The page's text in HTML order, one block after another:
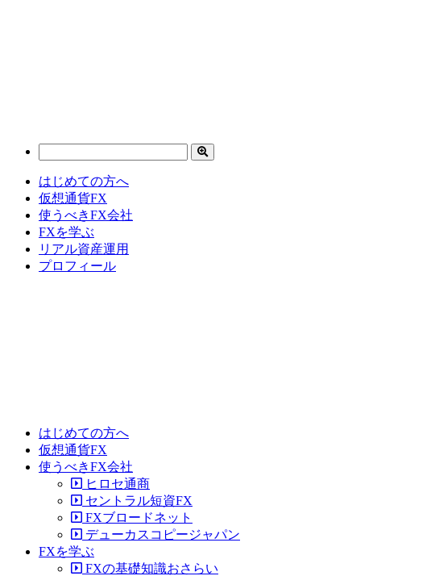
はじめての方へ
仮想通貨FX
使うべきFX会社
FXを学ぶ
リアル資産運用
プロフィール
はじめての方へ
仮想通貨FX
使うべきFX会社
ヒロセ通商
セントラル短資FX
FXブロードネット
デューカスコピージャパン
FXを学ぶ
FXの基礎知識おさらい